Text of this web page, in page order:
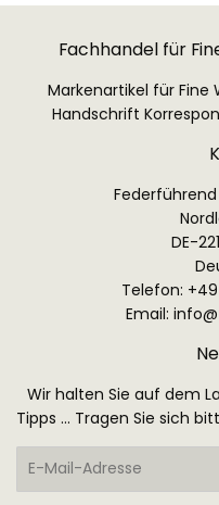
Fachhandel für
Markenartikel für Fine
Handschrift
DE-
Telefon:
Email:
Wir halten Sie auf dem
Tipps ... Tragen Sie sich
E-